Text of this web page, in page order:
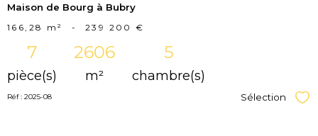
Maison de Bourg à Bubry
166,28 m² - 239 200 €
7
pièce(s)
2606
m²
5
chambre(s)
Réf : 2025-08 Sélection